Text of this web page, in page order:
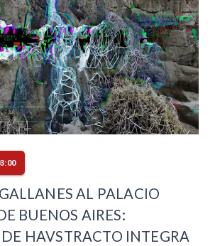
AL PALACIO
BUENOS AIRES:
HAVSTRACTO INTEGRA